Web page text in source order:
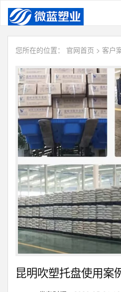
您所在的位置： 官网首页 > 客户
昆明吹塑托盘使用案